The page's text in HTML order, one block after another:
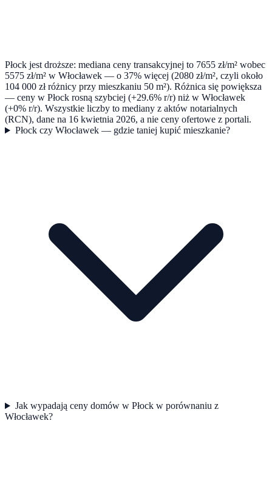
Płock jest droższe: mediana ceny transakcyjnej to 7655 zł/m² wobec
5575 zł/m² w Włocławek — o 37% więcej (2080 zł/m², czyli około
104 000 zł różnicy przy mieszkaniu 50 m²). Różnica się powiększa
— ceny w Płock rosną szybciej (+29.6% r/r) niż w Włocławek
(+0% r/r). Wszystkie liczby to mediany z aktów notarialnych
(RCN), dane na 16 kwietnia 2026, a nie ceny ofertowe z portali.
Płock czy Włocławek — gdzie taniej kupić mieszkanie?
Jak wypadają ceny domów w Płock w porównaniu z
Włocławek?